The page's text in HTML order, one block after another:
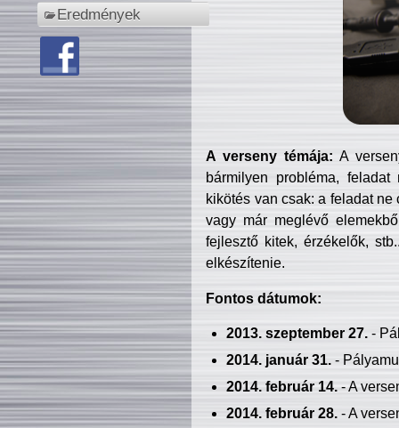
Eredmények
A verseny témája: A
bármilyen probléma, feladat
kikötés van csak: a feladat
vagy már meglévő
fejlesztő kitek, érzékelők,
elkészítenie.
Fontos dátumok:
2013. szeptember 27.-
2014. január 31.-
2014. február 14.- A
2014. február 28.- A